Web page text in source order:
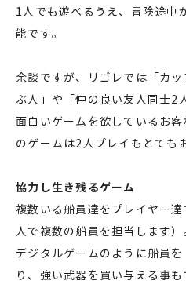
1人でも遊べるうえ、冒険途中
能です。
余談ですが、リゴレでは「カ
ぶ人」や「仲の良い友人同士2
面白いゲームを欲しているお
のゲームは2人プレイもとても
協力し生き残るゲーム
複数いる船員達をプレイヤー
人で複数の船員を担当します）
デジタルゲームのように船員
り、強い武器を買い与える事